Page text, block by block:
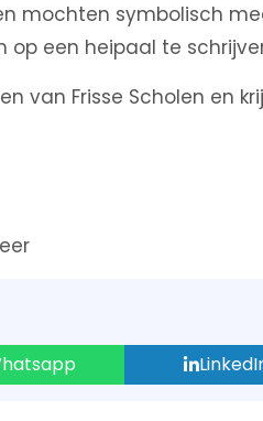
mochten symbolisch
een heipaal te
van Frisse Scholen en